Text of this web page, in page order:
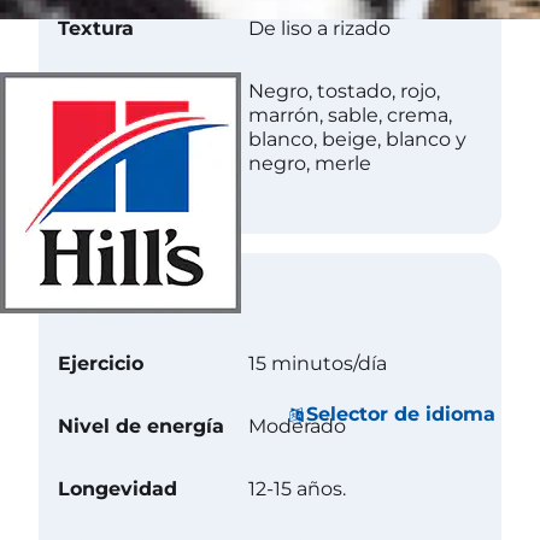
Selector de idioma
Textura De liso a rizado
Negro, tostado, rojo,
marrón, sable, crema,
blanco, beige, blanco y
negro, merle
Cuidados
Ejercicio 15 minutos/día
Nivel de energía Moderado
Longevidad 12-15 años.